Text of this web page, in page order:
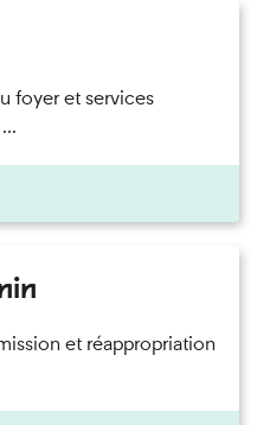
foyer et services
et réappropriation